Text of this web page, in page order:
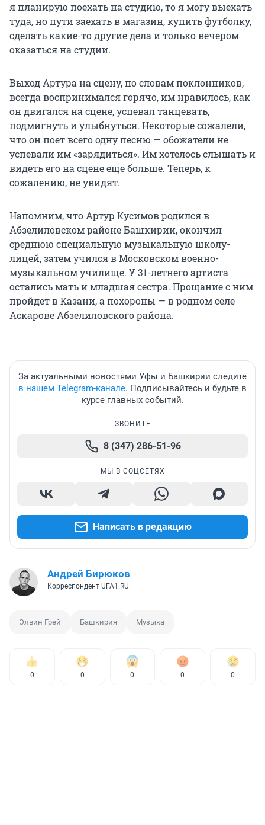
я планирую поехать на студию, то я могу выехать
туда, но пути заехать в магазин, купить футболку,
сделать какие-то другие дела и только вечером
оказаться на студии.
Выход Артура на сцену, по словам поклонников,
всегда воспринимался горячо, им нравилось, как
он двигался на сцене, успевал танцевать,
подмигнуть и улыбнуться. Некоторые сожалели,
что он поет всего одну песню — обожатели не
успевали им «зарядиться». Им хотелось слышать и
видеть его на сцене еще больше. Теперь, к
сожалению, не увидят.
Напомним, что Артур Кусимов родился в
Абзелиловском районе Башкирии, окончил
среднюю специальную музыкальную школу-
лицей, затем учился в Московском военно-
музыкальном училище. У 31-летнего артиста
остались мать и младшая сестра. Прощание с ним
пройдет в Казани, а похороны — в родном селе
Аскарове Абзелиловского района.
За актуальными новостями Уфы и Башкирии следите
в нашем Telegram-канале. Подписывайтесь и будьте в
курсе главных событий.
ЗВОНИТЕ
8 (347) 286-51-96
МЫ В СОЦСЕТЯХ
Написать в редакцию
Андрей Бирюков
Корреспондент UFA1.RU
Элвин Грей Башкирия Музыка
0 0 0 0 0